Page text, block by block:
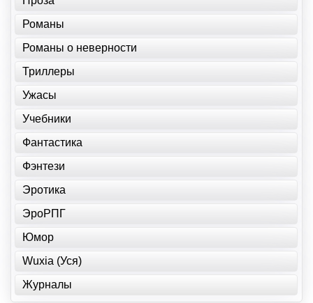
Романы
Романы о неверности
Триллеры
Ужасы
Учебники
Фантастика
Фэнтези
Эротика
ЭроРПГ
Юмор
Wuxia (Уся)
Журналы